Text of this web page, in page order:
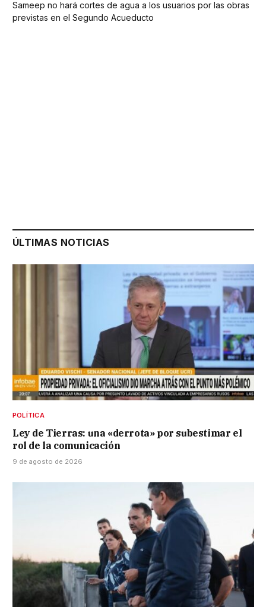
Sameep no hará cortes de agua a los usuarios por las obras
previstas en el Segundo Acueducto
ÚLTIMAS NOTICIAS
POLÍTICA
Ley de Tierras: una «derrota» por subestimar el
rol de la comunicación
9 de agosto de 2026